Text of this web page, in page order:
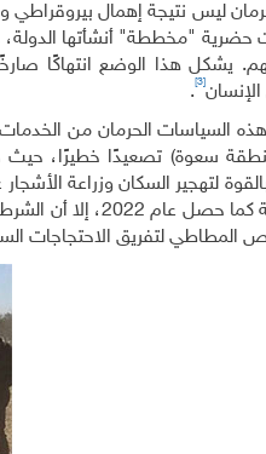
ليس نتيجة إهمال
حضرية "مخططة" أنشأتها الدولة،
يشكل هذا الوضع انتهاكًا
[3]
.
سعوة) تصعيدًا خطيرًا، حيث
لتهجير السكان وزراعة الأشجار
السلمية كما
المطاطي لتفريق الاحتجاجات